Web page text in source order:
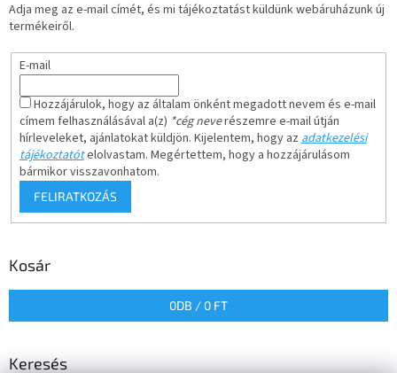
Adja meg az e-mail címét, és mi tájékoztatást küldünk webáruházunk új
termékeiről.
E-mail
Hozzájárulok, hogy az általam önként megadott nevem és e-mail
címem felhasználásával a(z) *cég neverészemre e-mail útján
hírleveleket, ajánlatokat küldjön. Kijelentem, hogy azadatkezelési
tájékoztatótelolvastam. Megértettem, hogy a hozzájárulásom
bármikor visszavonhatom.
FELIRATKOZÁS
Kosár
0DB / 0 FT
Keresés